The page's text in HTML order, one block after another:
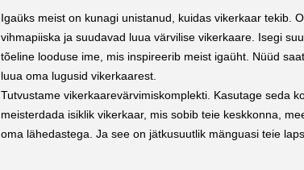
Igaüks meist on kunagi unistanud, kuidas vikerkaar tekib.
vihmapiiska ja suudavad luua värvilise vikerkaare. Isegi
tõeline looduse ime, mis inspireerib meist igaüht. Nüüd
luua oma lugusid vikerkaarest.
Tutvustame vikerkaarevärvimiskomplekti. Kasutage seda
meisterdada isiklik vikerkaar, mis sobib teie keskkonna,
oma lähedastega. Ja see on jätkusuutlik mänguasi teie